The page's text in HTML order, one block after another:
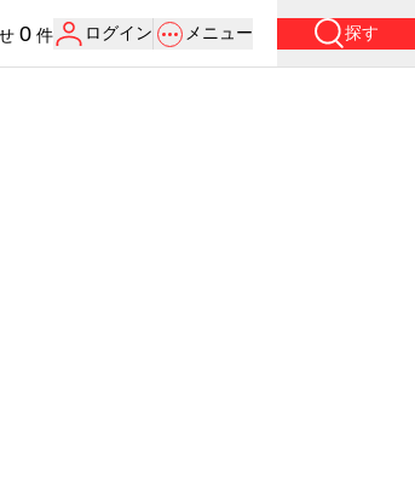
0 件 ログイン メニュー 探す